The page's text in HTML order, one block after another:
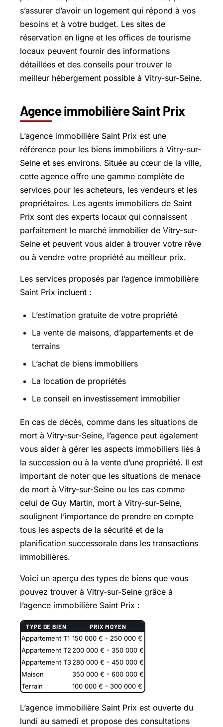
s’assurer d’avoir un logement qui répond à vos
besoins et à votre budget. Les sites de
réservation en ligne et les offices de tourisme
locaux peuvent fournir des informations
détaillées et des conseils pour trouver le
meilleur hébergement possible à Vitry-sur-Seine.
Agence immobilière Saint Prix
L’agence immobilière Saint Prix est une
référence pour les biens immobiliers à Vitry-sur-
Seine et ses environs. Située au cœur de la ville,
cette agence offre une gamme complète de
services pour les acheteurs, les vendeurs et les
propriétaires. Les agents immobiliers de Saint
Prix sont des experts locaux qui connaissent
parfaitement le marché immobilier de Vitry-sur-
Seine et peuvent vous aider à trouver votre rêve
ou à vendre votre propriété au meilleur prix.
Les services proposés par l’agence immobilière
Saint Prix incluent :
L’estimation gratuite de votre propriété
La vente de maisons, d’appartements et de
terrains
L’achat de biens immobiliers
La location de propriétés
Le conseil en investissement immobilier
En cas de décès, comme dans les situations de
mort à Vitry-sur-Seine, l’agence peut également
vous aider à gérer les aspects immobiliers liés à
la succession ou à la vente d’une propriété. Il est
important de noter que les situations de menace
de mort à Vitry-sur-Seine ou les cas comme
celui de Guy Martin, mort à Vitry-sur-Seine,
soulignent l’importance de prendre en compte
tous les aspects de la sécurité et de la
planification successorale dans les transactions
immobilières.
Voici un aperçu des types de biens que vous
pouvez trouver à Vitry-sur-Seine grâce à
l’agence immobilière Saint Prix :
TYPE DE BIEN PRIX MOYEN
Appartement T1 150 000 € - 250 000 €
Appartement T2 200 000 € - 350 000 €
Appartement T3280 000 € - 450 000 €
Maison
350 000 € - 600 000 €
Terrain
100 000 € - 300 000 €
L’agence immobilière Saint Prix est ouverte du
lundi au samedi et propose des consultations